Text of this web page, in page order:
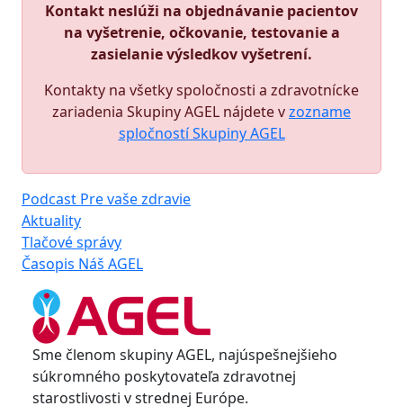
Kontakt neslúži na objednávanie pacientov
na vyšetrenie, očkovanie, testovanie a
zasielanie výsledkov vyšetrení.
Kontakty na všetky spoločnosti a zdravotnícke
zariadenia Skupiny AGEL nájdete vzozname
spločností Skupiny AGEL
Podcast Pre vaše zdravie
Aktuality
Tlačové správy
Časopis Náš AGEL
Sme členom skupiny AGEL, najúspešnejšieho
súkromného poskytovateľa zdravotnej
starostlivosti v strednej Európe.